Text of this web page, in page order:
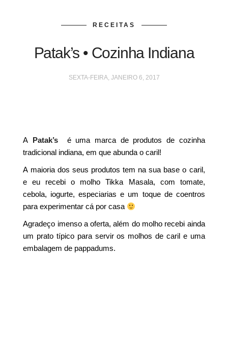
RECEITAS
Patak’s • Cozinha Indiana
SEXTA-FEIRA, JANEIRO 6, 2017
A Patak’s
é uma marca de produtos de cozinha
tradicional indiana, em que abunda o caril!
A maioria dos seus produtos tem na sua base o caril,
e eu recebi o molho Tikka Masala, com tomate,
cebola, iogurte, especiarias e um toque de coentros
para experimentar cá por casa
Agradeço imenso a oferta, além do molho recebi ainda
um prato típico para servir os molhos de caril e uma
embalagem de pappadums.